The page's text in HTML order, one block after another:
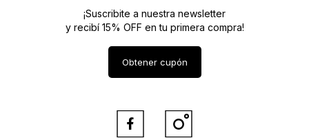
¡Suscribite a nuestra newsletter
y recibí 15% OFF en tu primera compra!
Obtener cupón
 